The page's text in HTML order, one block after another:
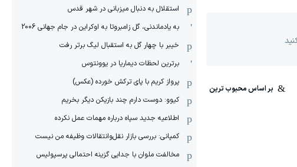
استقلال به دنبال میزبانی در شهر قدس
به یادماندنی، گل زامبروتا به اوکراین در جام جهانی 2006
خیبر با چهار گل به استقبال لیگ برتر رفت
برترین لحظات دیماریا در یوونتوس
پرواز کریم با پای ترکش خورده (عکس)
کیوو: دوست دارم چند بازیکن دیگر بخریم
اطلاعیه جدید سپاه درباره مهمات عمل نکرده
کمپانی: بررسی بازار نقل‌وانتقالات وظیفه من نیست
مخالفت ملوان با جدایی گزینه احتمالی پرسپولیس